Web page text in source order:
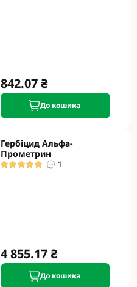
842.07 ₴
До кошика
Гербіцид Альфа-
Прометрин
1
4 855.17 ₴
До кошика